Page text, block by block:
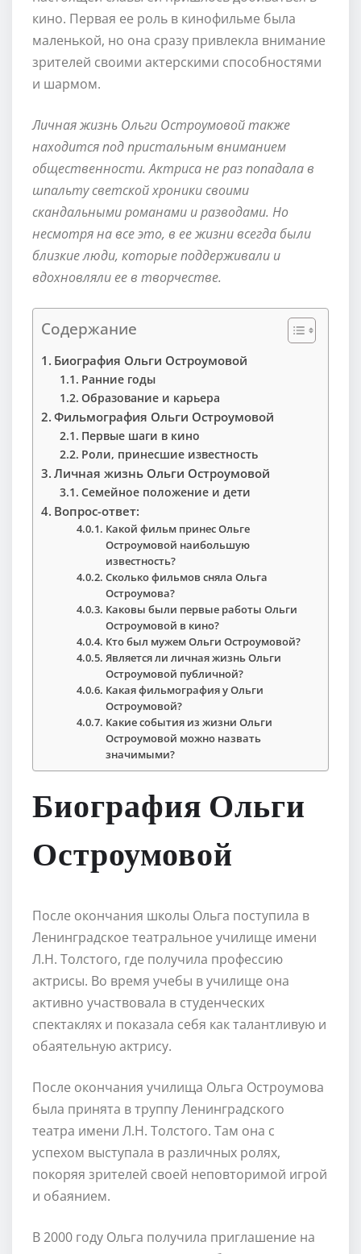
кино. Первая ее роль в кинофильме была
маленькой, но она сразу привлекла внимание
зрителей своими актерскими способностями
и шармом.
Личная жизнь Ольги Остроумовой также
находится под пристальным вниманием
общественности. Актриса не раз попадала в
шпальту светской хроники своими
скандальными романами и разводами. Но
несмотря на все это, в ее жизни всегда были
близкие люди, которые поддерживали и
вдохновляли ее в творчестве.
Содержание
Биография Ольги Остроумовой
Ранние годы
Образование и карьера
Фильмография Ольги Остроумовой
Первые шаги в кино
Роли, принесшие известность
Личная жизнь Ольги Остроумовой
Семейное положение и дети
Вопрос-ответ:
Какой фильм принес Ольге
Остроумовой наибольшую
известность?
Сколько фильмов сняла Ольга
Остроумова?
Каковы были первые работы Ольги
Остроумовой в кино?
Кто был мужем Ольги Остроумовой?
Является ли личная жизнь Ольги
Остроумовой публичной?
Какая фильмография у Ольги
Остроумовой?
Какие события из жизни Ольги
Остроумовой можно назвать
значимыми?
Биография Ольги
Остроумовой
После окончания школы Ольга поступила в
Ленинградское театральное училище имени
Л.Н. Толстого, где получила профессию
актрисы. Во время учебы в училище она
активно участвовала в студенческих
спектаклях и показала себя как талантливую и
обаятельную актрису.
После окончания училища Ольга Остроумова
была принята в труппу Ленинградского
театра имени Л.Н. Толстого. Там она с
успехом выступала в различных ролях,
покоряя зрителей своей неповторимой игрой
и обаянием.
В 2000 году Ольга получила приглашение на